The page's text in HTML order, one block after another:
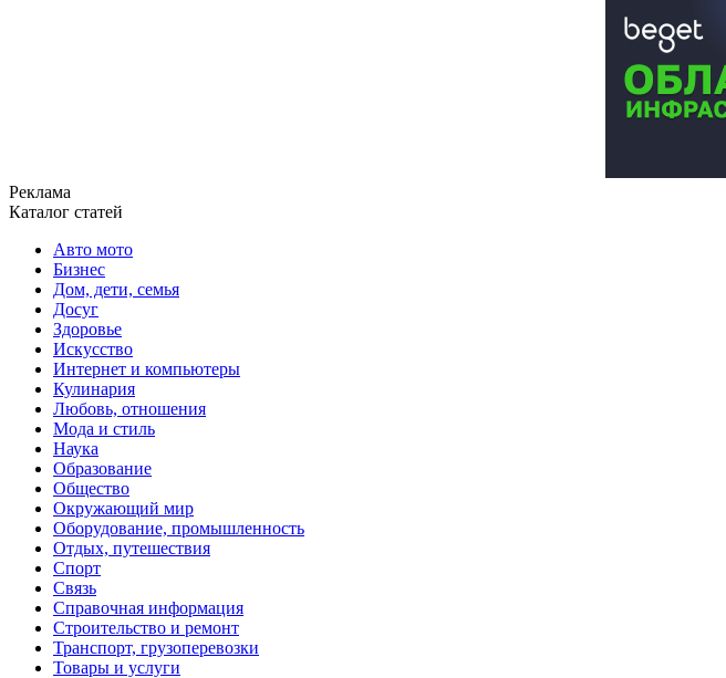
Реклама
Каталог статей
Авто мото
Бизнес
Дом, дети, семья
Досуг
Здоровье
Искусство
Интернет и компьютеры
Кулинария
Любовь, отношения
Мода и стиль
Наука
Образование
Общество
Окружающий мир
Оборудование, промышленность
Отдых, путешествия
Спорт
Связь
Справочная информация
Строительство и ремонт
Транспорт, грузоперевозки
Товары и услуги